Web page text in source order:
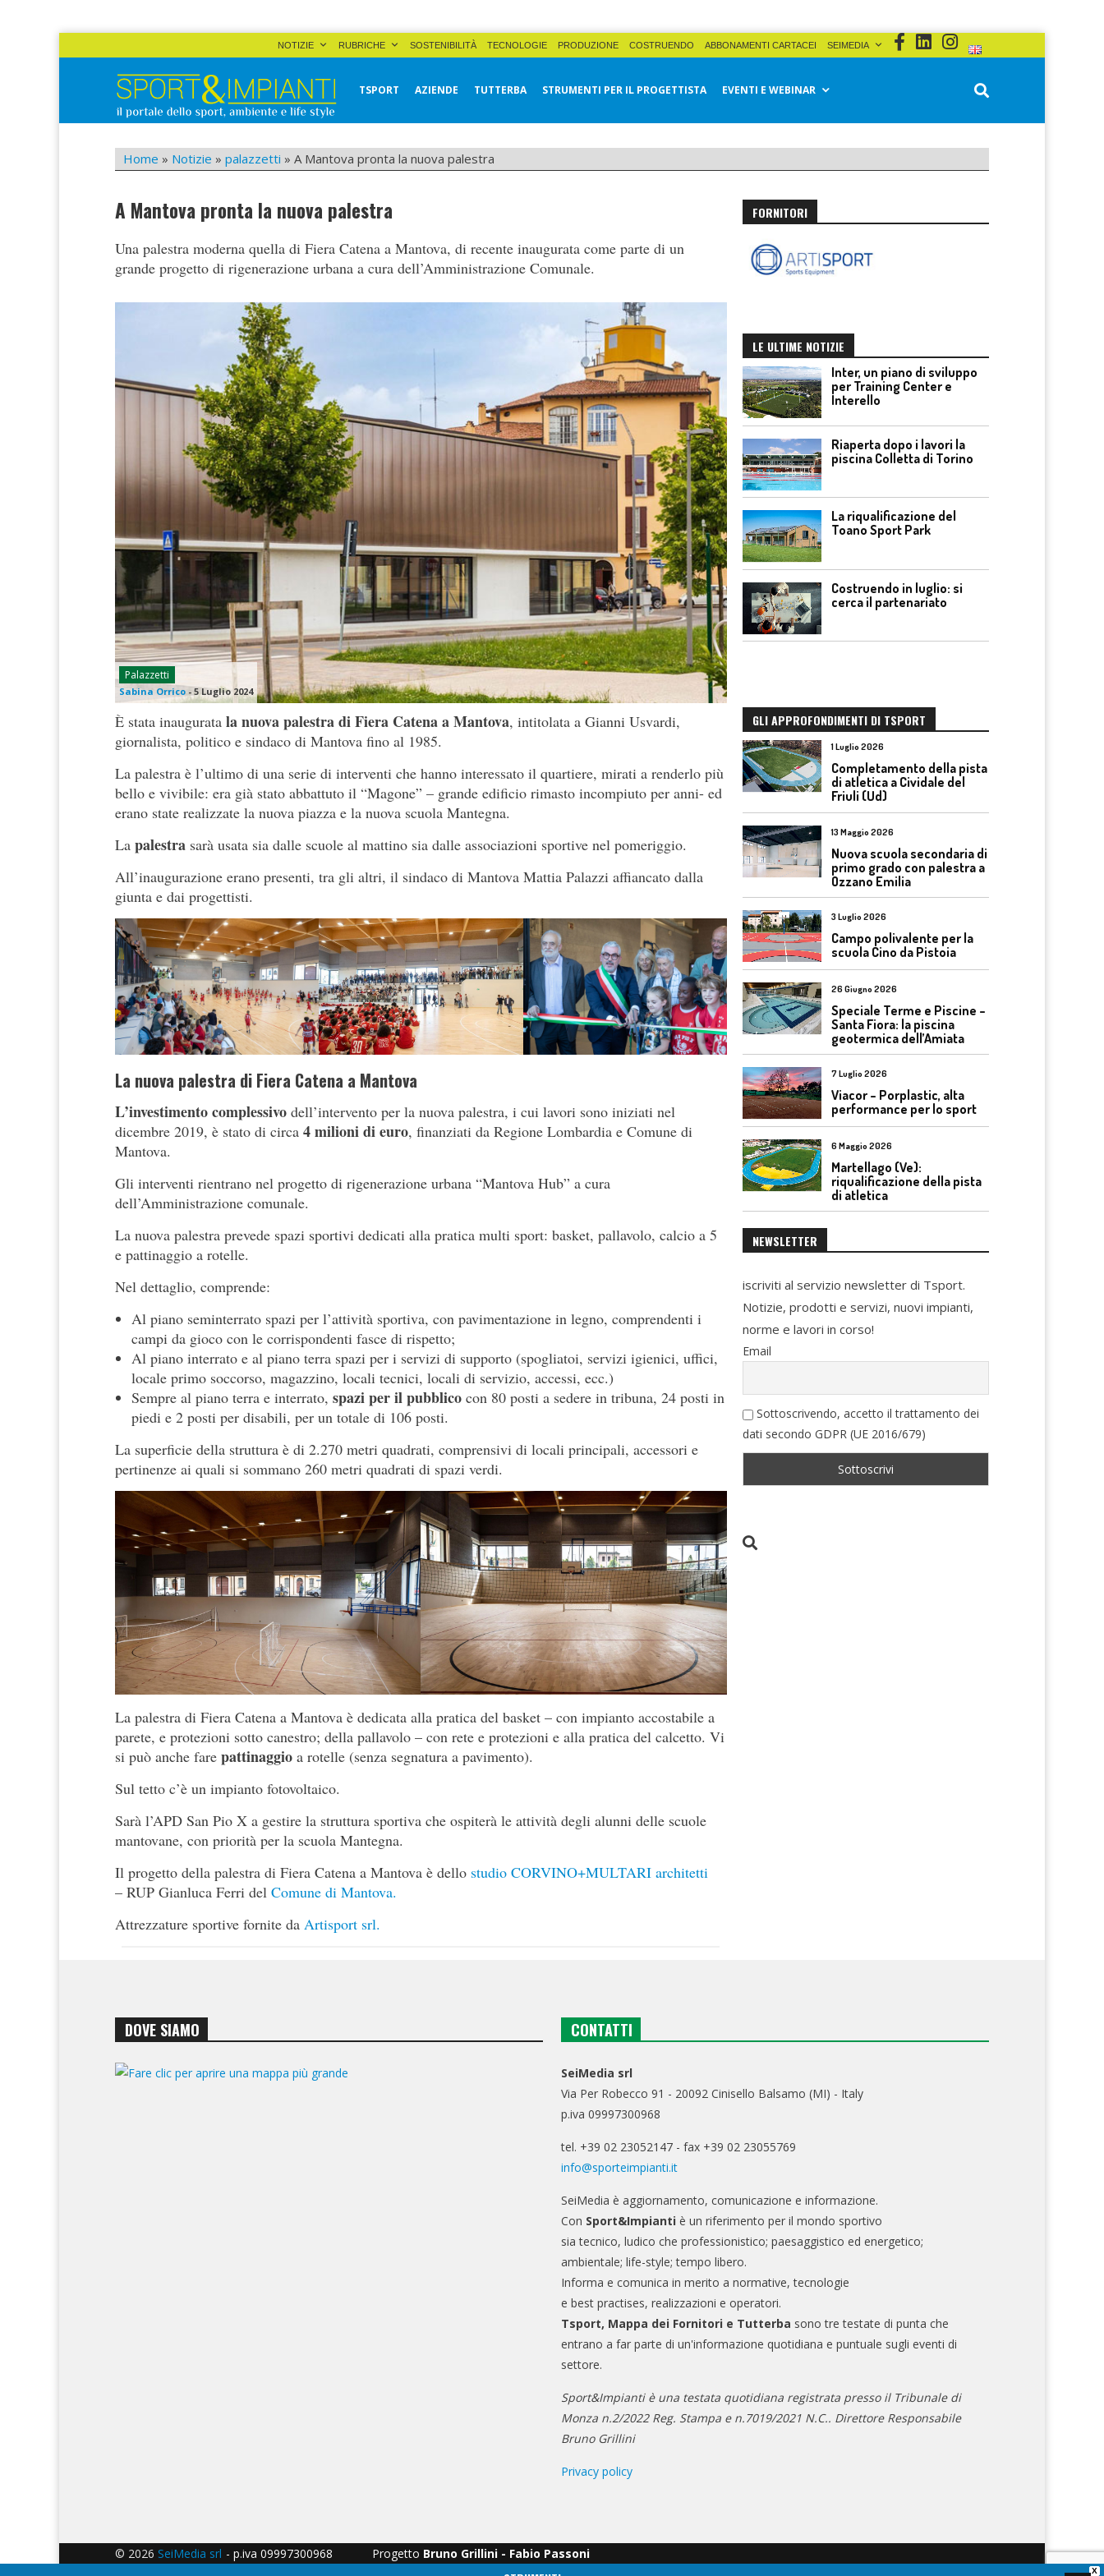
NOTIZIE RUBRICHE SOSTENIBILITÀ TECNOLOGIE PRODUZIONE COSTRUENDO ABBONAMENTI CARTACEI SEIMEDIA
Sport&Impianti
TSPORT AZIENDE TUTTERBA STRUMENTI PER IL PROGETTISTA EVENTI E WEBINAR
Home » Notizie » palazzetti » A Mantova pronta la nuova palestra
A Mantova pronta la nuova palestra
Una palestra moderna quella di Fiera Catena a Mantova, di recente inaugurata come parte di un
grande progetto di rigenerazione urbana a cura dell’Amministrazione Comunale.
Palazzetti
Sabina Orrico - 5 Luglio 2024
È stata inaugurata la nuova palestra di Fiera Catena a Mantova, intitolata a Gianni Usvardi,
giornalista, politico e sindaco di Mantova fino al 1985.
La palestra è l’ultimo di una serie di interventi che hanno interessato il quartiere, mirati a renderlo più
bello e vivibile: era già stato abbattuto il “Magone” – grande edificio rimasto incompiuto per anni- ed
erano state realizzate la nuova piazza e la nuova scuola Mantegna.
La palestra sarà usata sia dalle scuole al mattino sia dalle associazioni sportive nel pomeriggio.
All’inaugurazione erano presenti, tra gli altri, il sindaco di Mantova Mattia Palazzi affiancato dalla
giunta e dai progettisti.
La nuova palestra di Fiera Catena a Mantova
L’investimento complessivo dell’intervento per la nuova palestra, i cui lavori sono iniziati nel
dicembre 2019, è stato di circa 4 milioni di euro, finanziati da Regione Lombardia e Comune di
Mantova.
Gli interventi rientrano nel progetto di rigenerazione urbana “Mantova Hub” a cura
dell’Amministrazione comunale.
La nuova palestra prevede spazi sportivi dedicati alla pratica multi sport: basket, pallavolo, calcio a 5
e pattinaggio a rotelle.
Nel dettaglio, comprende:
Al piano seminterrato spazi per l’attività sportiva, con pavimentazione in legno, comprendenti i
campi da gioco con le corrispondenti fasce di rispetto;
Al piano interrato e al piano terra spazi per i servizi di supporto (spogliatoi, servizi igienici, uffici,
locale primo soccorso, magazzino, locali tecnici, locali di servizio, accessi, ecc.)
Sempre al piano terra e interrato, spazi per il pubblico con 80 posti a sedere in tribuna, 24 posti in
piedi e 2 posti per disabili, per un totale di 106 posti.
La superficie della struttura è di 2.270 metri quadrati, comprensivi di locali principali, accessori e
pertinenze ai quali si sommano 260 metri quadrati di spazi verdi.
La palestra di Fiera Catena a Mantova è dedicata alla pratica del basket – con impianto accostabile a
parete, e protezioni sotto canestro; della pallavolo – con rete e protezioni e alla pratica del calcetto. Vi
si può anche fare pattinaggio a rotelle (senza segnatura a pavimento).
Sul tetto c’è un impianto fotovoltaico.
Sarà l’APD San Pio X a gestire la struttura sportiva che ospiterà le attività degli alunni delle scuole
mantovane, con priorità per la scuola Mantegna.
Il progetto della palestra di Fiera Catena a Mantova è dello studio CORVINO+MULTARI architetti
– RUP Gianluca Ferri del Comune di Mantova.
Attrezzature sportive fornite da Artisport srl.
FORNITORI
LE ULTIME NOTIZIE
Inter, un piano di sviluppo
per Training Center e
Interello
Riaperta dopo i lavori la
piscina Colletta di Torino
La riqualificazione del
Toano Sport Park
Costruendo in luglio: si
cerca il partenariato
GLI APPROFONDIMENTI DI TSPORT
1 Luglio 2026
Completamento della pista
di atletica a Cividale del
Friuli (Ud)
13 Maggio 2026
Nuova scuola secondaria di
primo grado con palestra a
Ozzano Emilia
3 Luglio 2026
Campo polivalente per la
scuola Cino da Pistoia
26 Giugno 2026
Speciale Terme e Piscine –
Santa Fiora: la piscina
geotermica dell’Amiata
7 Luglio 2026
Viacor – Porplastic, alta
performance per lo sport
6 Maggio 2026
Martellago (Ve):
riqualificazione della pista
di atletica
NEWSLETTER
iscriviti al servizio newsletter di Tsport.
Notizie, prodotti e servizi, nuovi impianti,
norme e lavori in corso!
Email
Sottoscrivendo, accetto il trattamento dei
dati secondo GDPR (UE 2016/679)
DOVE SIAMO CONTATTI
SeiMedia srl
Via Per Robecco 91 - 20092 Cinisello Balsamo (MI) - Italy
p.iva 09997300968
tel. +39 02 23052147 - fax +39 02 23055769
info@sporteimpianti.it
SeiMedia è aggiornamento, comunicazione e informazione.
Con Sport&Impianti è un riferimento per il mondo sportivo
sia tecnico, ludico che professionistico; paesaggistico ed energetico;
ambientale; life-style; tempo libero.
Informa e comunica in merito a normative, tecnologie
e best practises, realizzazioni e operatori.
Tsport, Mappa dei Fornitori e Tutterba sono tre testate di punta che
entrano a far parte di un'informazione quotidiana e puntuale sugli eventi di
settore.
Sport&Impianti è una testata quotidiana registrata presso il Tribunale di
Monza n.2/2022 Reg. Stampa e n.7019/2021 N.C.. Direttore Responsabile
Bruno Grillini
Privacy policy
© 2026 SeiMedia srl - p.iva 09997300968 Progetto Bruno Grillini - Fabio Passoni
X